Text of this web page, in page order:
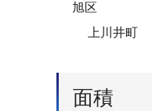
旭区
上川井町
面積